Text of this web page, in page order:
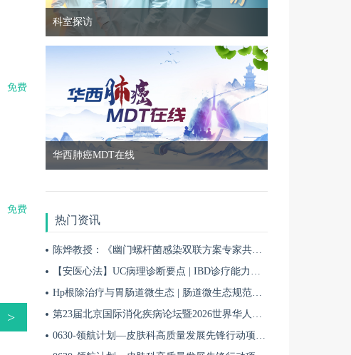
免费
免费
>
8月17日
19:00
聚势谋远·质在必行 医疗质量管理协同建设项目 8月17日
18:50
8月12日
19:00
8月12日|领航计划·探泌前沿——泌尿肿瘤诊疗前沿进展学术交流项目
8月12日
科室探访
华西肺癌MDT在线
热门资讯